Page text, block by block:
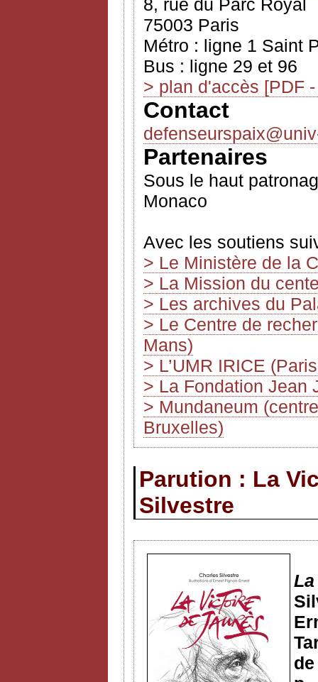
8, rue du Parc Royal
75003 Paris
Métro : ligne 1 Saint
Bus : ligne 29 et 96
> plan d'accès [PDF
Contact
Partenaires
Sous le haut
Monaco
Avec les soutiens
> Le Ministère de la
> La Mission du
> Les archives du
> Le Centre de
Mans)
> L’UMR IRICE
> La Fondation Jean
> Mundaneum
Bruxelles)
Parution : La
Silvestre